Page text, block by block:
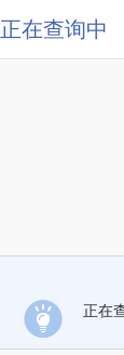
正在查询中
正在